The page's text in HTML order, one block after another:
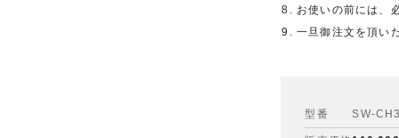
お使いの前には、
一旦御注文を頂い
型番 SW-